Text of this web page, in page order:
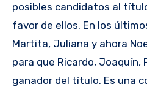
posibles candidatos al
favor de ellos. En los
Martita, Juliana y ahora
para que Ricardo, Joaquín,
ganador del título. Es una